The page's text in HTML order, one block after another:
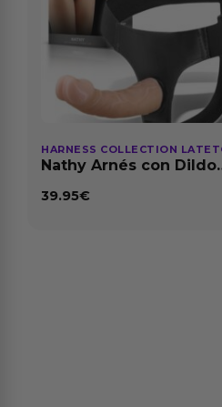
HARNESS COLLECTION
Nathy Arnés con Dildo
39.95€